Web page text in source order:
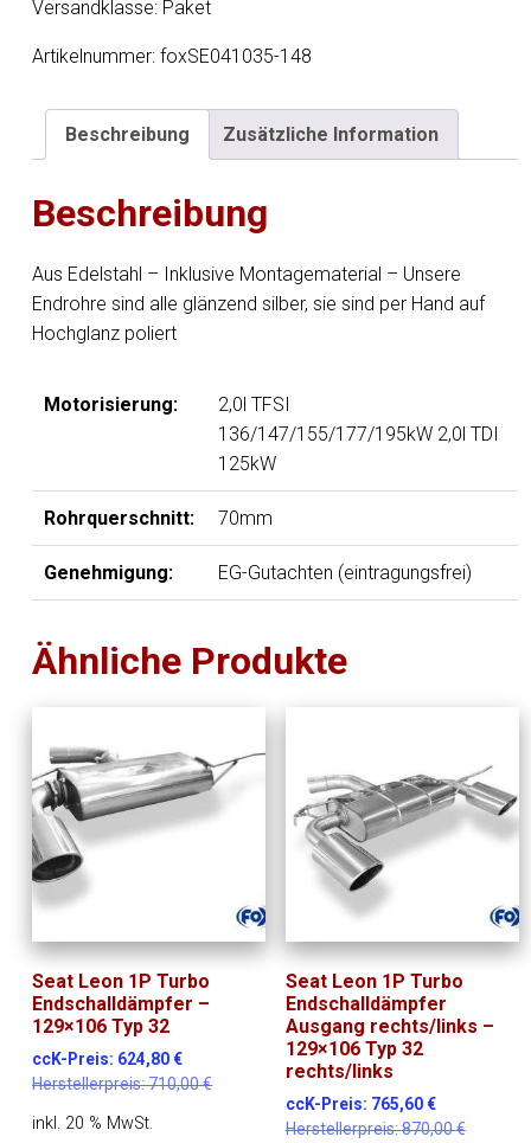
Ausgang
2x76
17
rechts/links
Menge
Versandklasse: Paket
Artikelnummer:foxSE041035-148
Beschreibung Zusätzliche Information
Beschreibung
Aus Edelstahl – Inklusive Montagematerial – Unsere
Endrohre sind alle glänzend silber, sie sind per Hand auf
Hochglanz poliert
Motorisierung:
2,0l TFSI
136/147/155/177/195kW 2,0l TDI
125kW
Rohrquerschnitt: 70mm
Genehmigung: EG-Gutachten (eintragungsfrei)
Ähnliche Produkte
Seat Leon 1P Turbo
Endschalldämpfer –
129×106 Typ 32
ccK-Preis: 624,80€
Herstellerpreis:710,00€
inkl. 20 % MwSt.
Seat Leon 1P Turbo
Endschalldämpfer
Ausgang rechts/links –
129×106 Typ 32
rechts/links
ccK-Preis: 765,60€
Herstellerpreis:870,00€